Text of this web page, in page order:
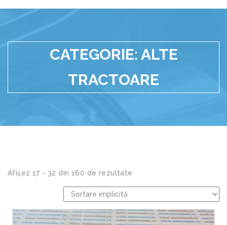
CATEGORIE: ALTE
TRACTOARE
Afișez 17 - 32 din 160 de rezultate